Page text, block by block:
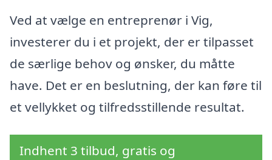
Ved at vælge en entreprenør i Vig,
investerer du i et projekt, der er tilpasset
de særlige behov og ønsker, du måtte
have. Det er en beslutning, der kan føre til
et vellykket og tilfredsstillende resultat.
Indhent 3 tilbud, gratis og